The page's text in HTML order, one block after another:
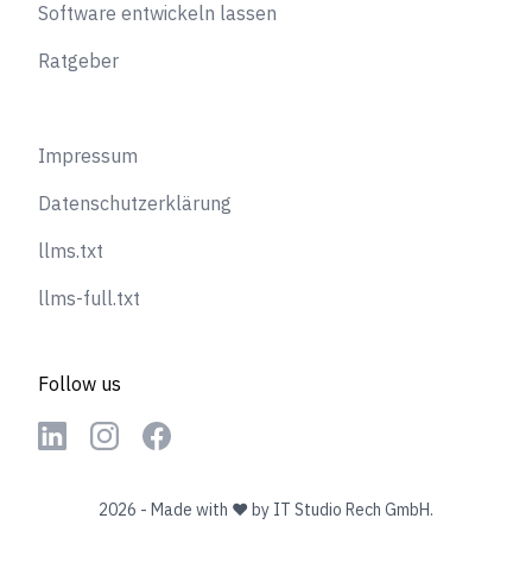
Software entwickeln lassen
Ratgeber
Impressum
Datenschutzerklärung
llms.txt
llms-full.txt
Follow us
LinkedinInstagramFacebook
2026 - Made with ♥ by IT Studio Rech GmbH.